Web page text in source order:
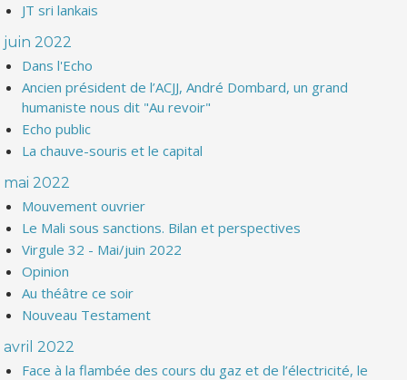
JT sri lankais
juin 2022
Dans l'Echo
Ancien président de l’ACJJ, André Dombard, un grand
humaniste nous dit "Au revoir"
Echo public
La chauve-souris et le capital
mai 2022
Mouvement ouvrier
Le Mali sous sanctions. Bilan et perspectives
Virgule 32 - Mai/juin 2022
Opinion
Au théâtre ce soir
Nouveau Testament
avril 2022
Face à la flambée des cours du gaz et de l’électricité, le